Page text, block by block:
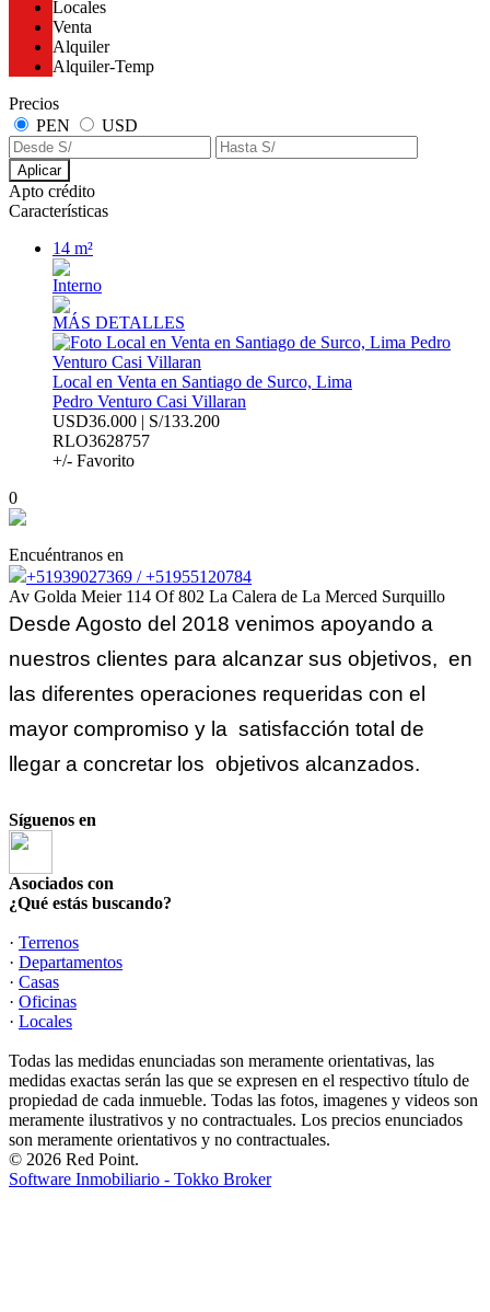
Locales
Venta
Alquiler
Alquiler-Temp
Precios
PEN
USD
Aplicar
Apto crédito
Características
14 m²
Interno
MÁS DETALLES
Local en Venta en Santiago de Surco, Lima
Pedro Venturo Casi Villaran
USD36.000 | S/133.200
RLO3628757
+/- Favorito
0
Encuéntranos en
+51939027369 / +51955120784
Av Golda Meier 114 Of 802 La Calera de La Merced Surquillo
Desde Agosto del 2018 venimos apoyando a
nuestros clientes para alcanzar sus objetivos, en
las diferentes operaciones requeridas con el
mayor compromiso y la satisfacción total de
llegar a concretar los objetivos alcanzados.
Síguenos en
Asociados con
¿Qué estás buscando?
· Terrenos
· Departamentos
· Casas
· Oficinas
· Locales
Todas las medidas enunciadas son meramente orientativas, las
medidas exactas serán las que se expresen en el respectivo título de
propiedad de cada inmueble. Todas las fotos, imagenes y videos son
meramente ilustrativos y no contractuales. Los precios enunciados
son meramente orientativos y no contractuales.
© 2026 Red Point.
Software Inmobiliario - Tokko Broker